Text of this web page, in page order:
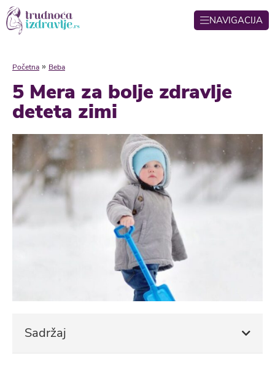
NAVIGACIJA
Početna » Beba
5 Mera za bolje zdravlje
deteta zimi
Sadržaj